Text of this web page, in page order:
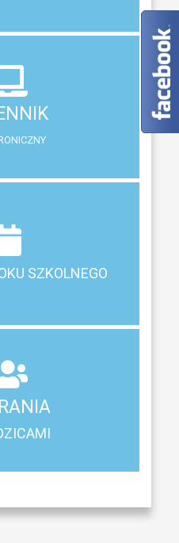
postępów w nauce
SZKOLNEGO
SZKOLNEGO
zebrań i klasyfikacji
i konsultacji z rodzicami